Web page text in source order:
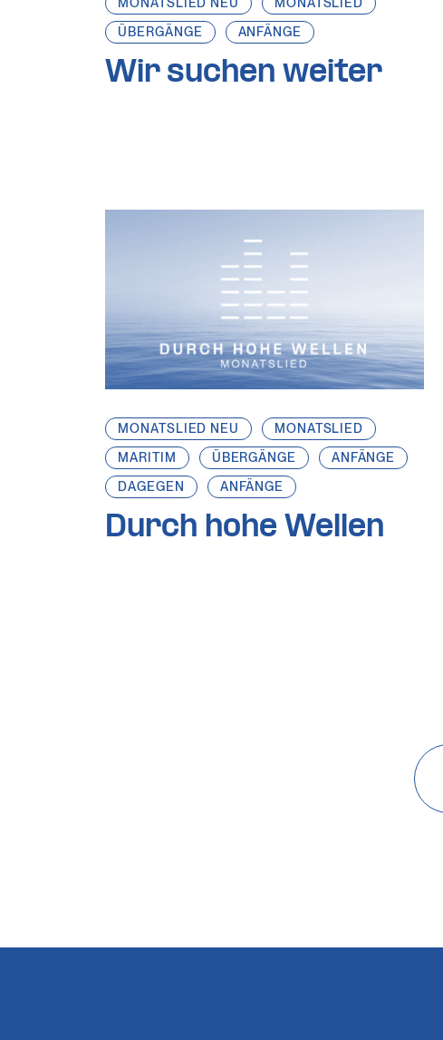
ÜBERGÄNGE
ANFÄNGE
Wir suchen weiter
MONATSLIED NEU
MONATSLIED
MARITIM
ÜBERGÄNGE
ANFÄNGE
DAGEGEN
ANFÄNGE
Durch hohe Wellen